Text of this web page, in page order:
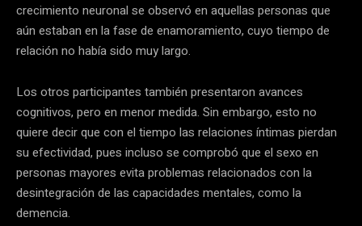
crecimiento neuronal se observó en aquellas personas que
aún estaban en la fase de enamoramiento, cuyo tiempo de
relación no había sido muy largo.
Los otros participantes también presentaron avances
cognitivos, pero en menor medida. Sin embargo, esto no
quiere decir que con el tiempo las relaciones íntimas pierdan
su efectividad, pues incluso se comprobó que el sexo en
personas mayores evita problemas relacionados con la
desintegración de las capacidades mentales, como la
demencia.